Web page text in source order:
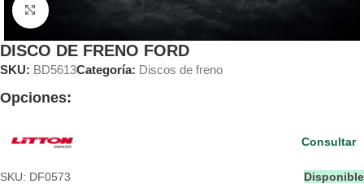
Clic para ampliar
DISCO DE FRENO FORD
SKU: BD5613Categoría: Discos de freno
Opciones:
SKU: DF0573 Disponible
Consultar